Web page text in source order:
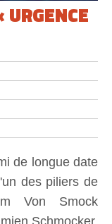
de longue date
des piliers de
Von Smock
Schmocker,